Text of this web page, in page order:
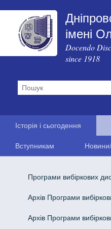
імені
Docendo
since 1918
Історія і сьогодення
Вступникам
Програми вибіркових
Архів Програми
Архів Програми